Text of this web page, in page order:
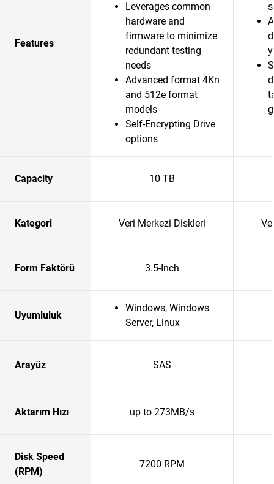
Features
Leverages common
hardware and
firmware to minimize
redundant testing
needs
Advanced format 4Kn
and 512e format
models
Self-Encrypting Drive
options
Capacity 10 TB
Kategori Veri Merkezi Diskleri
Form Faktörü 3.5-Inch
Uyumluluk
Windows, Windows
Server, Linux
Arayüz SAS
Aktarım Hızı up to 273MB/s
Disk Speed
(RPM)
7200 RPM